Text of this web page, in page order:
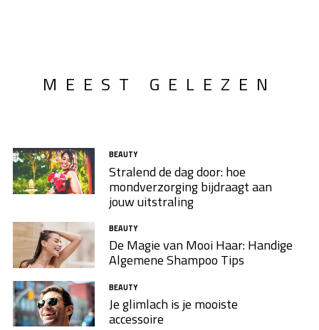
MEEST GELEZEN
BEAUTY
Stralend de dag door: hoe
mondverzorging bijdraagt aan
jouw uitstraling
BEAUTY
De Magie van Mooi Haar: Handige
Algemene Shampoo Tips
BEAUTY
Je glimlach is je mooiste
accessoire